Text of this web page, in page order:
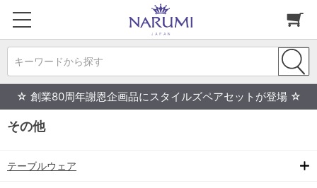
キーワードから探す
☆ 創業80周年謝恩企画品にスタイルズペアセットが登場 ☆
その他
テーブルウェア